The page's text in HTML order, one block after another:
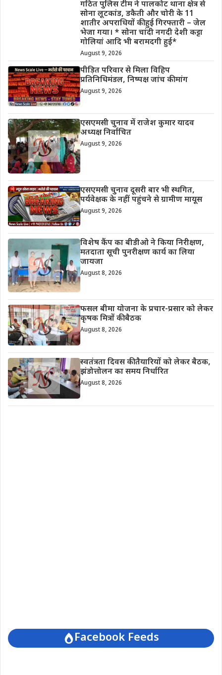
गठित पुलिस टीम ने पालकोट थाना क्षेत्र से
सोना लूटकांड, डकैती और चोरी के 11
शातीर अपराधियों की हुई गिरफ्तारी – जेल
भेजा गया। * सोना चांदी नगदी देशी कट्टा
गोलियां आदि भी बरामदगी हुई*
August 9, 2026
पीड़ित परिवार से मिला विहिप
प्रतिनिधिमंडल, निष्पक्ष जांच की मांग
August 9, 2026
एसएमसी चुनाव में राजेश कुमार यादव
अध्यक्ष निर्वाचित
August 9, 2026
एसएमसी चुनाव दूसरी बार भी स्थगित,
पर्यवेक्षक के नहीं पहुंचने से ग्रामीण मायूस
August 9, 2026
विशेष कैंप का बीडीओ ने किया निरीक्षण,
मतदाता सूची पुनरीक्षण कार्य का लिया
जायजा
August 8, 2026
फसल बीमा योजना के प्रचार-प्रसार को लेकर
कृषक मित्रों की बैठक
August 8, 2026
स्वतंत्रता दिवस की तैयारियों को लेकर बैठक,
झंडोत्तोलन का समय निर्धारित
August 8, 2026
Facebook Feeds